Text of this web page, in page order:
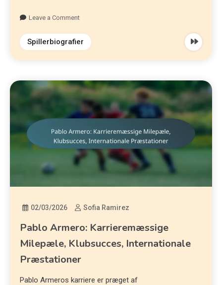
Leave a Comment
Spillerbiografier
02/03/2026 Sofia Ramirez
Pablo Armero: Karrieremæssige
Milepæle, Klubsucces, Internationale
Præstationer
Pablo Armeros karriere er præget af